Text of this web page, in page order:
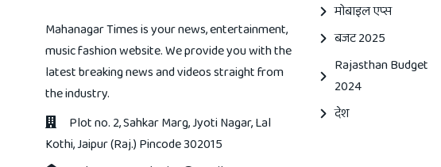
Mahanagar Times is your news, entertainment,
music fashion website. We provide you with the
latest breaking news and videos straight from
the industry.
Plot no. 2, Sahkar Marg, Jyoti Nagar, Lal
Kothi, Jaipur (Raj.) Pincode 302015
मोबाइल एप्स
बजट 2025
Rajasthan Budget
2024
देश